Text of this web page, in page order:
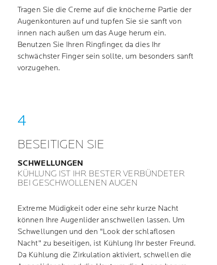
Tragen Sie die Creme auf die knöcherne Partie der
Augenkonturen auf und tupfen Sie sie sanft von
innen nach außen um das Auge herum ein.
Benutzen Sie Ihren Ringfinger, da dies Ihr
schwächster Finger sein sollte, um besonders sanft
vorzugehen.
BESEITIGEN SIE
SCHWELLUNGEN
KÜHLUNG IST IHR BESTER VERBÜNDETER
BEI GESCHWOLLENEN AUGEN
Extreme Müdigkeit oder eine sehr kurze Nacht
können Ihre Augenlider anschwellen lassen. Um
Schwellungen und den "Look der schlaflosen
Nacht" zu beseitigen, ist Kühlung Ihr bester Freund.
Da Kühlung die Zirkulation aktiviert, schwellen die